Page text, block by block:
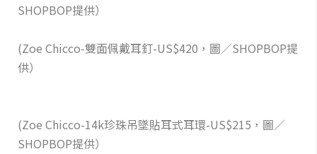
SHOPBOP提供）
(Zoe Chicco-雙面佩戴耳釘-US$420，圖／SHOPBOP提
供）
(Zoe Chicco-14k珍珠吊墜貼耳式耳環-US$215，圖／
SHOPBOP提供）